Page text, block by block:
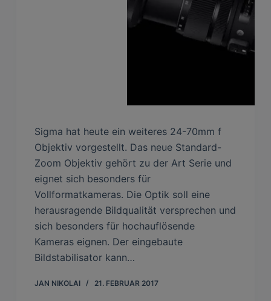
Sigma hat heute ein weiteres 24-70mm f
Objektiv vorgestellt. Das neue Standard-
Zoom Objektiv gehört zu der Art Serie und
eignet sich besonders für
Vollformatkameras. Die Optik soll eine
herausragende Bildqualität versprechen und
sich besonders für hochauflösende
Kameras eignen. Der eingebaute
Bildstabilisator kann…
JAN NIKOLAI 21. FEBRUAR 2017